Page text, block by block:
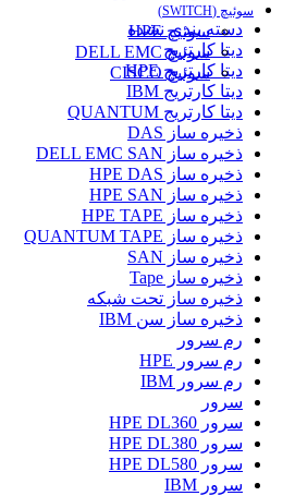
سوئیچ (SWITCH)
سوئیچ HPE
سوئیچ DELL EMC
سوئیچ CISCO
دسته بندی نشده
دیتا کارتریج
دیتا کارتریج HPE
دیتا کارتریج IBM
دیتا کارتریج QUANTUM
ذخیره ساز DAS
ذخیره ساز DELL EMC SAN
ذخیره ساز HPE DAS
ذخیره ساز HPE SAN
ذخیره ساز HPE TAPE
ذخیره ساز QUANTUM TAPE
ذخیره ساز SAN
ذخیره ساز Tape
ذخیره ساز تحت شبکه
ذخیره ساز سن IBM
رم سرور
رم سرور HPE
رم سرور IBM
سرور
سرور HPE DL360
سرور HPE DL380
سرور HPE DL580
سرور IBM